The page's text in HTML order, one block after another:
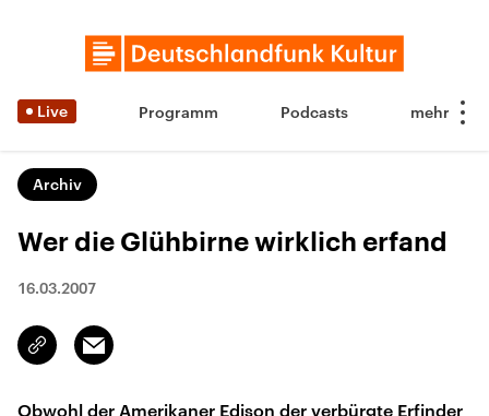
Live Programm Podcasts
Archiv
Wer die Glühbirne wirklich erfand
16.03.2007
Link
kopieren/teilen
Email
Obwohl der Amerikaner Edison der verbürgte Erfinder